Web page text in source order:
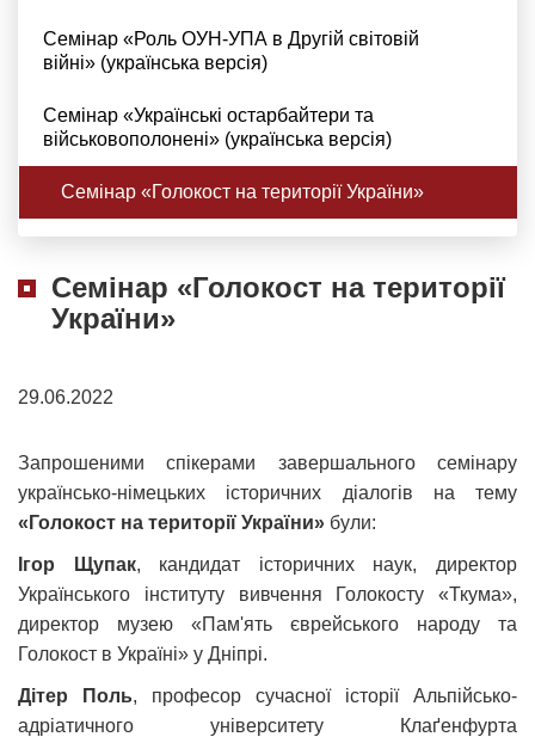
Семінар «Роль ОУН-УПА в Другій світовій
війні» (українська версія)
Семінар «Українські остарбайтери та
військовополонені» (українська версія)
Семінар «Голокост на території України»
Семінар «Голокост на території
України»
29.06.2022
Запрошеними спікерами завершального семінару
українсько-німецьких історичних діалогів на тему
«Голокост на території України» були:
Ігор Щупак, кандидат історичних наук, директор
Українського інституту вивчення Голокосту «Ткума»,
директор музею «Пам'ять єврейського народу та
Голокост в Україні» у Дніпрі.
Дітер Поль, професор сучасної історії Альпійсько-
адріатичного університету Клаґенфурта